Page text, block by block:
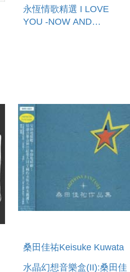
永恆情歌精選 I LOVE
YOU -NOW AND
桑田佳祐Keisuke Kuwata
水晶幻想音樂盒(II):桑田佳